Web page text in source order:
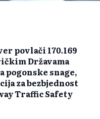
povlači 170.169
Državama
pogonske snage,
za bezbjednost
Traffic Safety